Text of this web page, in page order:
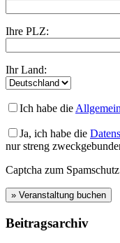
Ihre PLZ:
Ihr Land:
Ich habe die
Ja, ich habe die
nur streng
Captcha zum Spamschutz
Beitragsarchiv